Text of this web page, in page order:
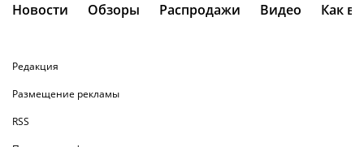
Новости Обзоры Распродажи Видео Как
Редакция
Размещение рекламы
RSS